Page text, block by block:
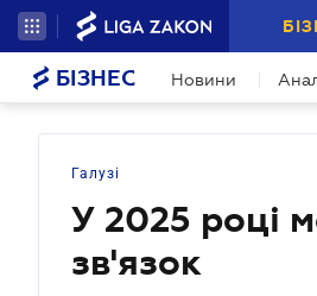
БІЗНЕС Новини
Галузі
У 2025 році
зв'язок